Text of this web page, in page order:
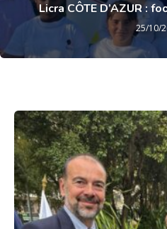
Licra CÔTE D’AZUR :
25/10/